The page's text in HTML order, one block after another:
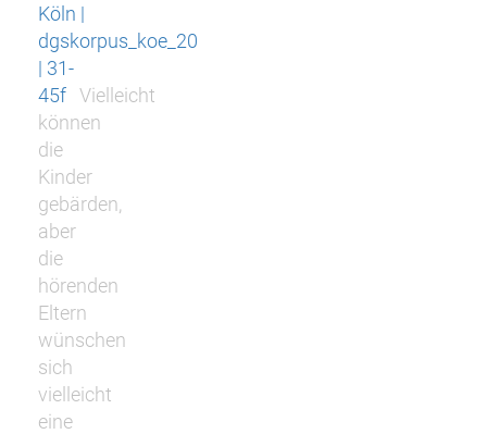
Köln |
dgskorpus_koe_20
| 31-
45f Vielleicht
können
die
Kinder
gebärden,
aber
die
hörenden
Eltern
wünschen
sich
vielleicht
eine